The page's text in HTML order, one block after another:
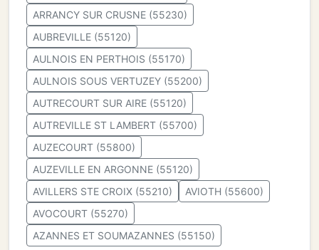
ARRANCY SUR CRUSNE (55230)
AUBREVILLE (55120)
AULNOIS EN PERTHOIS (55170)
AULNOIS SOUS VERTUZEY (55200)
AUTRECOURT SUR AIRE (55120)
AUTREVILLE ST LAMBERT (55700)
AUZECOURT (55800)
AUZEVILLE EN ARGONNE (55120)
AVILLERS STE CROIX (55210)
AVIOTH (55600)
AVOCOURT (55270)
AZANNES ET SOUMAZANNES (55150)